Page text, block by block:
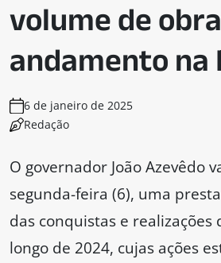
volume de
andamento na
6 de janeiro de 2025
Redação
O governador João Azevêdo
segunda-feira (6), uma
das conquistas e realizações
longo de 2024, cujas ações